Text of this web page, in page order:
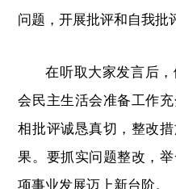
问题，开展批评和自我批
在听取大家发言后
会民主生活会准备工作
相批评诚恳真切，整改
果。要抓实问题整改，
项事业发展迈上新台阶。